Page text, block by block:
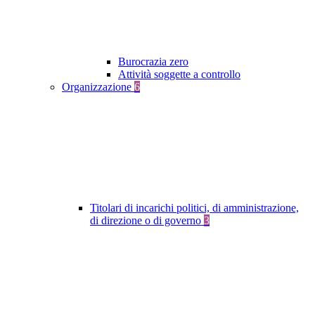
Burocrazia zero
Attività soggette a controllo
Organizzazione 6
Titolari di incarichi politici, di amministrazione,
di direzione o di governo 3